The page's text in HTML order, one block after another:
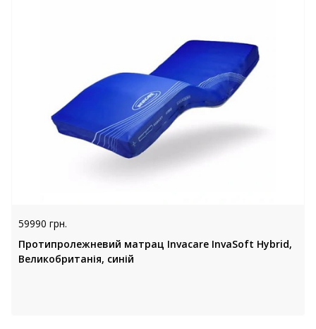
59990 грн.
Протипролежневий матрац Invacare InvaSoft Hybrid,
Великобританія, синій